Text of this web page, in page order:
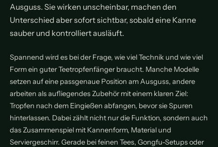
Ausguss. Sie wirken unscheinbar, machen den
Unterschied aber sofort sichtbar, sobald eine Kanne
sauber und kontrolliert ausläuft.
Spannend wird es bei der Frage, wie viel Technik und wie viel
Form ein guter Teetropfenfänger braucht. Manche Modelle
setzen auf eine passgenaue Position am Ausguss, andere
arbeiten als aufliegendes Zubehör mit einem klaren Ziel:
Tropfen nach dem Eingießen abfangen, bevor sie Spuren
hinterlassen. Dabei zählt nicht nur die Funktion, sondern auch
das Zusammenspiel mit Kannenform, Material und
Serviergeschirr. Gerade bei feinen Tees, Gongfu-Setups oder